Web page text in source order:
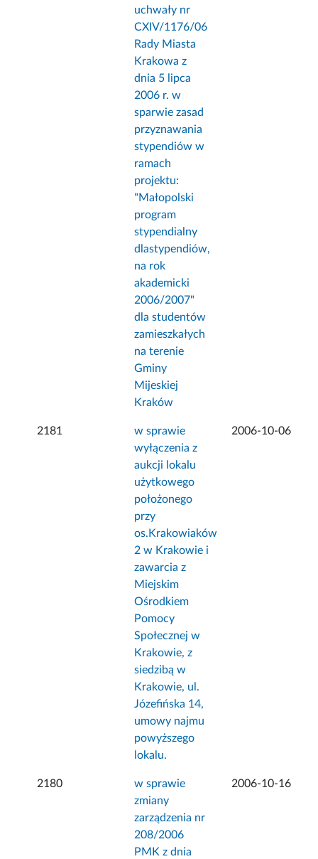
uchwały nr
CXIV/1176/06
Rady Miasta
Krakowa z
dnia 5 lipca
2006 r. w
sparwie zasad
przyznawania
stypendiów w
ramach
projektu:
"Małopolski
program
stypendialny
dlastypendiów,
na rok
akademicki
2006/2007"
dla studentów
zamieszkałych
na terenie
Gminy
Mijeskiej
Kraków
2181
w sprawie
wyłączenia z
aukcji lokalu
użytkowego
położonego
przy
os.Krakowiaków
2 w Krakowie i
zawarcia z
Miejskim
Ośrodkiem
Pomocy
Społecznej w
Krakowie, z
siedzibą w
Krakowie, ul.
Józefińska 14,
umowy najmu
powyższego
lokalu.
2006-10-06
2180
w sprawie
zmiany
zarządzenia nr
208/2006
PMK z dnia
2006-10-16